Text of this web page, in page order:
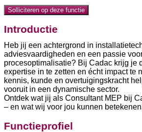
Solliciteren op deze functie
Introductie
Heb jij een achtergrond in
adviesvaardigheden en een passie
procesoptimalisatie? Bij Cadac krijg je
expertise in te zetten en écht impact te
kennis, kunde en overtuigingskracht
vooruit in een dynamische sector.
Ontdek wat jij als Consultant MEP bij
– en wat wij voor jou kunnen
Functieprofiel